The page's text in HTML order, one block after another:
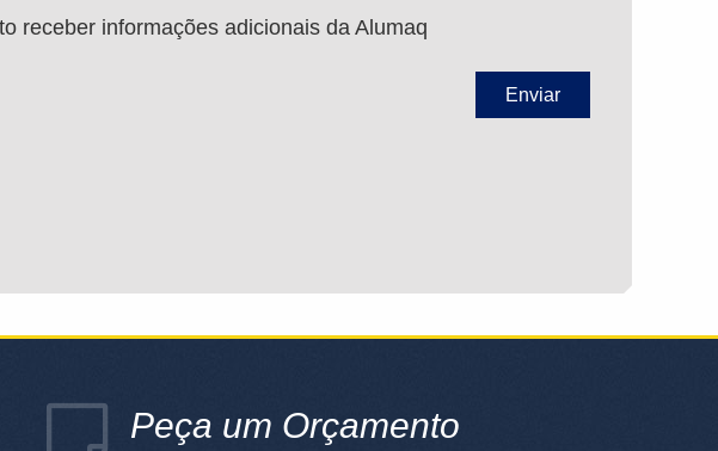
receber informações adicionais da Alumaq
Peça um Orçamento